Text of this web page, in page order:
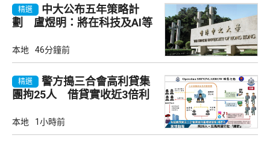
精選
中大公布五年策略計
劃 盧煜明：將在科技及AI等
本地 46分鐘前
精選
警方搗三合會高利貸集
團拘25人 借貸實收近3倍利
本地 1小時前